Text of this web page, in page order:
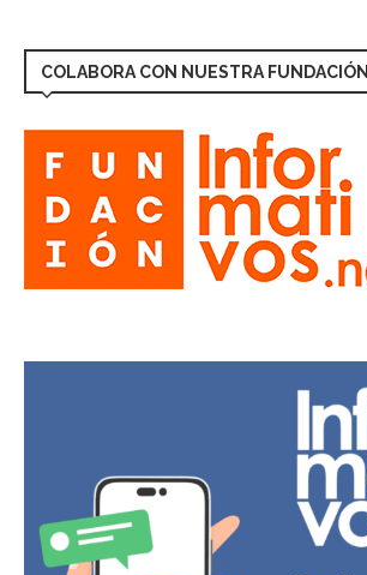
COLABORA CON NUESTRA FUNDACIÓN